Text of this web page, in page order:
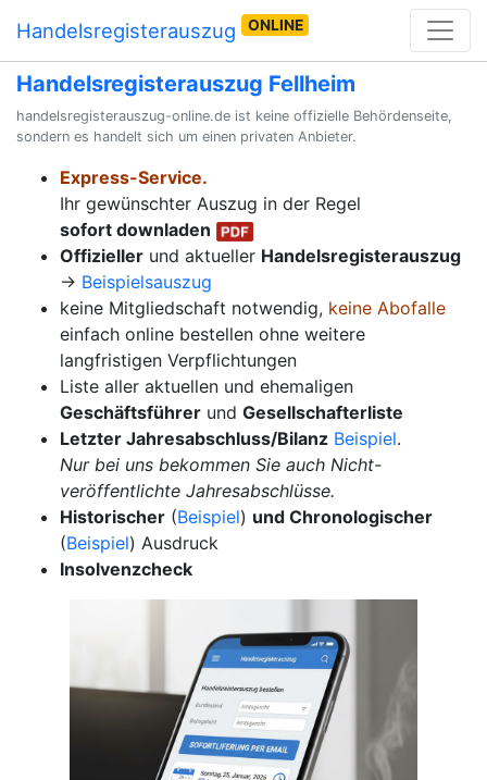
Handelsregisterauszug ONLINE
Handelsregisterauszug Fellheim
handelsregisterauszug-online.de ist keine offizielle Behördenseite,
sondern es handelt sich um einen privaten Anbieter.
Express-Service.
Ihr gewünschter Auszug in der Regel
sofort downladen
Offizieller und aktueller Handelsregisterauszug
→ Beispielsauszug
keine Mitgliedschaft notwendig, keine Abofalle
einfach online bestellen ohne weitere
langfristigen Verpflichtungen
Liste aller aktuellen und ehemaligen
Geschäftsführer und Gesellschafterliste
Letzter Jahresabschluss/Bilanz Beispiel.
Nur bei uns bekommen Sie auch Nicht-
veröffentlichte Jahresabschlüsse.
Historischer (Beispiel) und Chronologischer
(Beispiel) Ausdruck
Insolvenzcheck